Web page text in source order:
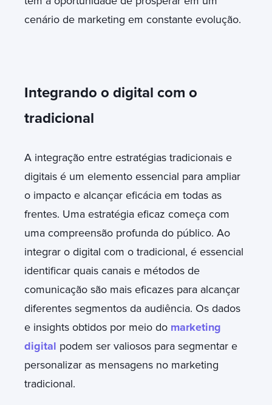
cenário de marketing em constante evolução.
Integrando o digital com o
tradicional
A integração entre estratégias tradicionais e
digitais é um elemento essencial para ampliar
o impacto e alcançar eficácia em todas as
frentes. Uma estratégia eficaz começa com
uma compreensão profunda do público. Ao
integrar o digital com o tradicional, é essencial
identificar quais canais e métodos de
comunicação são mais eficazes para alcançar
diferentes segmentos da audiência. Os dados
e insights obtidos por meio do marketing
digital podem ser valiosos para segmentar e
personalizar as mensagens no marketing
tradicional.